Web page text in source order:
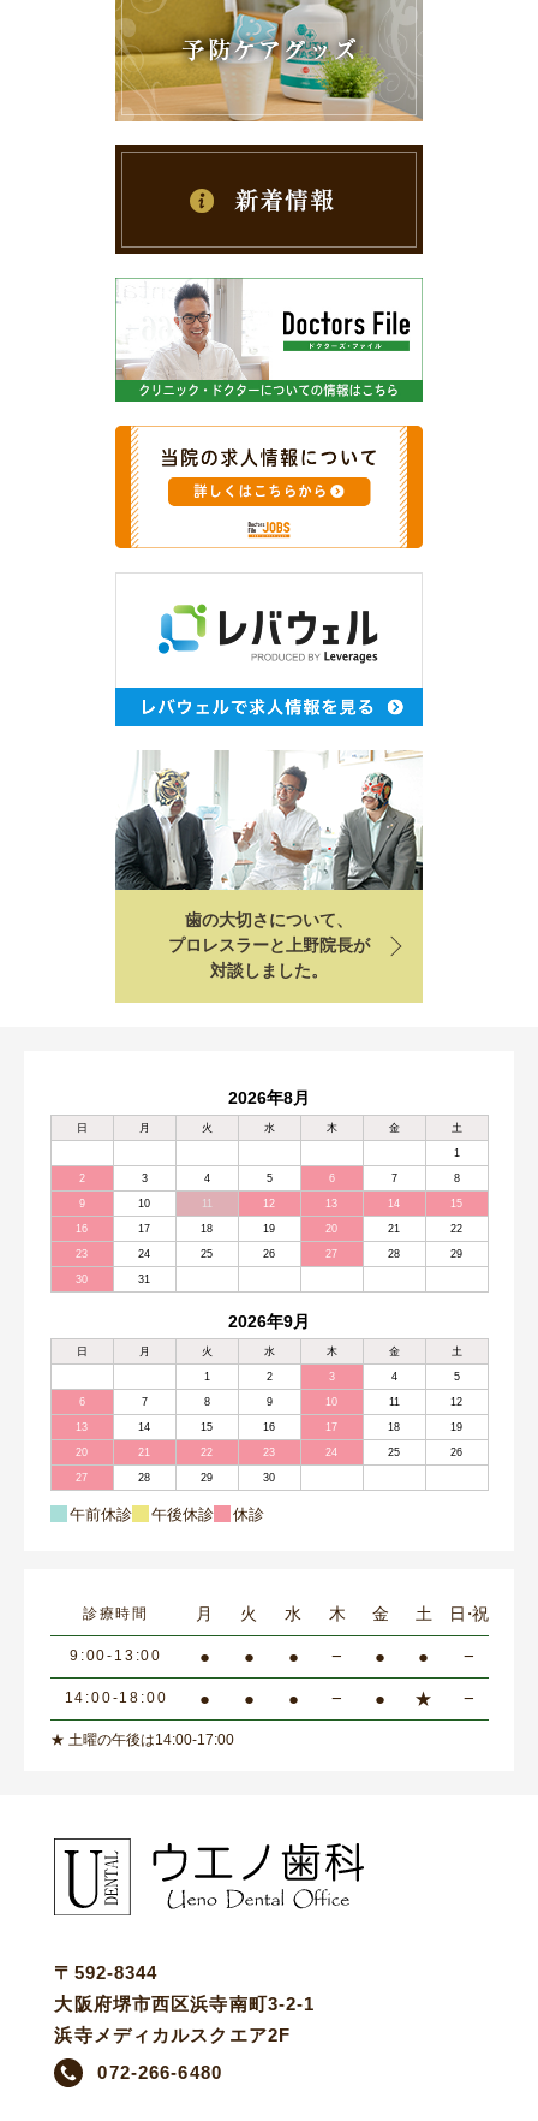
歯の大切さについて、
プロレスラーと上野院長が
対談しました。
2026年8月
日 月 火 水 木 金 土
1
2 3 4 5 6 7 8
9 10 12 13 14 15
16 17 18 19 20 21 22
23 24 25 26 27 28 29
30 31
2026年9月
日 月 火 水 木 金 土
1 2 3 4 5
6 7 8 9 10 11 12
13 14 15 16 17 18 19
20 21 22 23 24 25 26
27 28 29 30
午前休診 午後休診 休診
診療時間 月 火 水 木 金 土 日・祝
9:00-13:00 ● ● ● − ● ● −
14:00-18:00 ● ● ● − ● ★ −
★ 土曜の午後は14:00-17:00
〒592-8344
大阪府堺市西区浜寺南町3-2-1
浜寺メディカルスクエア2F
072-266-6480